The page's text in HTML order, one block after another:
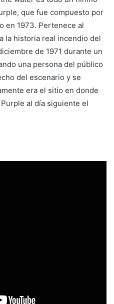
que fue compuesto por
en 1973. Pertenece al
la historia real incendio del
de 1971 durante un
una persona del público
del escenario y se
era el sitio en donde
al día siguiente el